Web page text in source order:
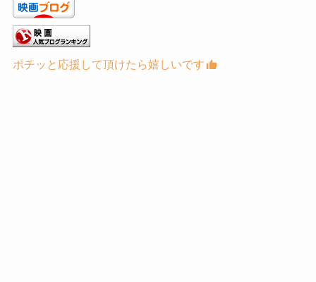
ポチッと応援して頂けたら嬉しいです